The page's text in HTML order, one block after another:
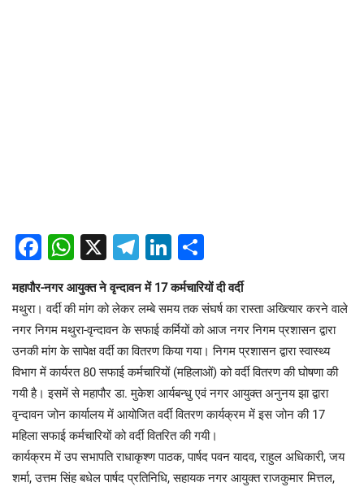
Facebook
WhatsApp
X Telegram
LinkedIn
महापौर-नगर आयुक्त ने वृन्दावन में 17 कर्मचारियों दी वर्दी
मथुरा। वर्दी की मांग को लेकर लम्बे समय तक संघर्ष का रास्ता अख्त्यिार करने वाले
नगर निगम मथुरा-वृन्दावन के सफाई कर्मियों को आज नगर निगम प्रशासन द्वारा
उनकी मांग के सापेक्ष वर्दी का वितरण किया गया। निगम प्रशासन द्वारा स्वास्थ्य
विभाग में कार्यरत 80 सफाई कर्मचारियों (महिलाओं) को वर्दी वितरण की घोषणा की
गयी है। इसमें से महापौर डा. मुकेश आर्यबन्धु एवं नगर आयुक्त अनुनय झा द्वारा
वृन्दावन जोन कार्यालय में आयोजित वर्दी वितरण कार्यक्रम में इस जोन की 17
महिला सफाई कर्मचारियों को वर्दी वितरित की गयी।
कार्यक्रम में उप सभापति राधाकृश्ण पाठक, पार्षद पवन यादव, राहुल अधिकारी, जय
शर्मा, उत्तम सिंह बधेल पार्षद प्रतिनिधि, सहायक नगर आयुक्त राजकुमार मित्तल,